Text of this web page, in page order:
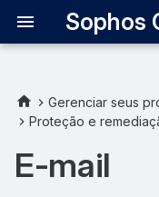
Sophos
Gerenciar seus
Proteção e
E-mail